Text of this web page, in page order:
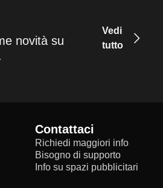
novità su
Vedi
tutto
Contattaci
Richiedi maggiori info
Bisogno di supporto
Info su spazi pubblicitari